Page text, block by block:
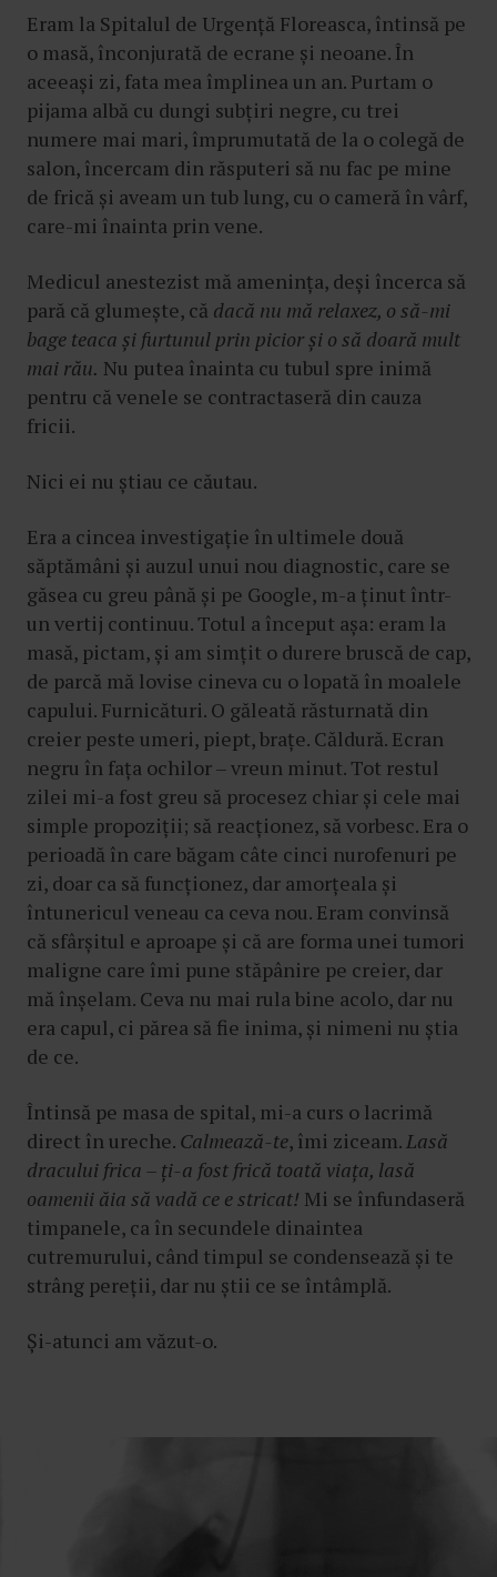
Eram la Spitalul de Urgență Floreasca, întinsă pe
o masă, înconjurată de ecrane și neoane. În
aceeași zi, fata mea împlinea un an. Purtam o
pijama albă cu dungi subțiri negre, cu trei
numere mai mari, împrumutată de la o colegă de
salon, încercam din răsputeri să nu fac pe mine
de frică și aveam un tub lung, cu o cameră în vârf,
care-mi înainta prin vene.
Medicul anestezist mă amenința, deși încerca să
pară că glumește, că dacă nu mă relaxez, o să-mi
bage teaca și furtunul prin picior și o să doară mult
mai rău. Nu putea înainta cu tubul spre inimă
pentru că venele se contractaseră din cauza
fricii.
Nici ei nu știau ce căutau.
Era a cincea investigație în ultimele două
săptămâni și auzul unui nou diagnostic, care se
găsea cu greu până și pe Google, m-a ținut într-
un vertij continuu. Totul a început așa: eram la
masă, pictam, și am simțit o durere bruscă de cap,
de parcă mă lovise cineva cu o lopată în moalele
capului. Furnicături. O găleată răsturnată din
creier peste umeri, piept, brațe. Căldură. Ecran
negru în fața ochilor – vreun minut. Tot restul
zilei mi-a fost greu să procesez chiar și cele mai
simple propoziții; să reacționez, să vorbesc. Era o
perioadă în care băgam câte cinci nurofenuri pe
zi, doar ca să funcționez, dar amorțeala și
întunericul veneau ca ceva nou. Eram convinsă
că sfârșitul e aproape și că are forma unei tumori
maligne care îmi pune stăpânire pe creier, dar
mă înșelam. Ceva nu mai rula bine acolo, dar nu
era capul, ci părea să fie inima, și nimeni nu știa
de ce.
Întinsă pe masa de spital, mi-a curs o lacrimă
direct în ureche. Calmează-te, îmi ziceam.Lasă
dracului frica – ți-a fost frică toată viața, lasă
oamenii ăia să vadă ce e stricat! Mi se înfundaseră
timpanele, ca în secundele dinaintea
cutremurului, când timpul se condensează și te
strâng pereții, dar nu știi ce se întâmplă.
Și-atunci am văzut-o.